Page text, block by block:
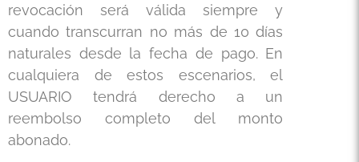
revocación será válida siempre y
cuando transcurran no más de 10 días
naturales desde la fecha de pago. En
cualquiera de estos escenarios, el
USUARIO tendrá derecho a un
reembolso completo del monto
abonado.